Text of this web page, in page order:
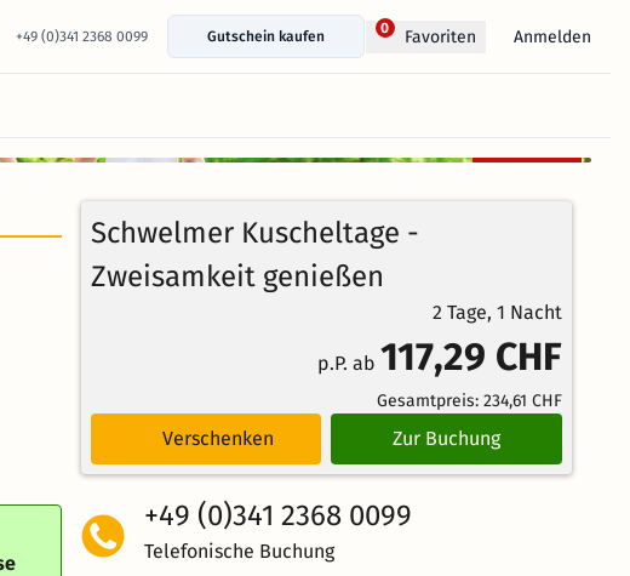
+49 (0)341 2368 0099 Gutschein kaufen
0 Favoriten Anmelden
96%
Weiterempfehlung
Bewertungen
4.5
stornierbar
Schwelmer Kuscheltage -
Zweisamkeit genießen
2 Tage, 1 Nacht
p.P. ab 117,29 CHF
Gesamtpreis: 234,61 CHF
Verschenken Zur Buchung
+49 (0)341 2368 0099
Telefonische Buchung